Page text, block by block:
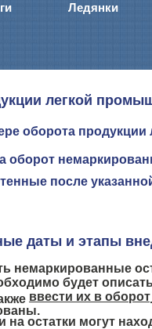
Ледянки
легкой
оборота
оборот
после
даты и этапы
немаркированные
будет
ввести их в оборот
остатки могут